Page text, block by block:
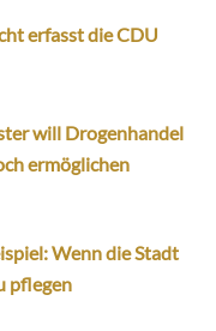
erfasst die CDU
will Drogenhandel
ermöglichen
Wenn die Stadt
pflegen